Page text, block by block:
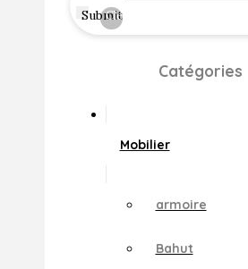
Submit
Clear
Catégories
Mobilier
armoire
Bahut